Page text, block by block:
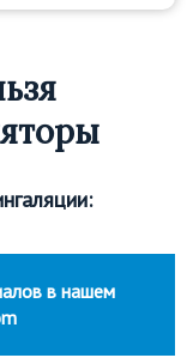
в нашем